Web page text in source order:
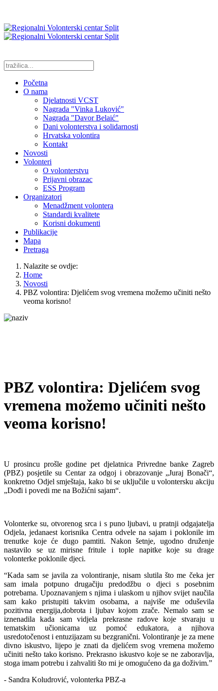
Početna
O nama
Djelatnosti VCST
Nagrada "Vinka Luković"
Nagrada "Davor Belaić"
Dani volonterstva i solidarnosti
Hrvatska volontira
Kontakt
Novosti
Volonteri
O volonterstvu
Prijavni obrazac
ESS Program
Organizatori
Menadžment volontera
Standardi kvalitete
Korisni dokumenti
Publikacije
Mapa
Pretraga
Nalazite se ovdje:
Home
Novosti
PBZ volontira: Djelićem svog vremena možemo učiniti nešto
veoma korisno!
PBZ volontira: Djelićem svog
vremena možemo učiniti nešto
veoma korisno!
U prosincu prošle godine pet djelatnica Privredne banke Zagreb
(PBZ) posjetile su Centar za odgoj i obrazovanje „Juraj Bonači“,
konkretno Odjel smještaja, kako bi se uključile u volontersku akciju
„Dođi i povedi me na Božićni sajam“.
Volonterke su, otvorenog srca i s puno ljubavi, u pratnji odgajatelja
Odjela, jedanaest korisnika Centra odvele na sajam i poklonile im
trenutke koje će dugo pamtiti. Nakon šetnje, ugodno druženje
nastavilo se uz mirisne fritule i tople napitke koje su drage
volonterke poklonile djeci.
“Kada sam se javila za volontiranje, nisam slutila što me čeka jer
sam imala potpuno drugačiju predodžbu o djeci s posebnim
potrebama. Upoznavanjem s njima i ulaskom u njihov svijet naučila
sam kako pristupiti takvim osobama, a najviše me oduševila
pozitivna energija,dobrota i ljubav kojom zrače. Nemalo sam se
iznenadila kada sam vidjela prekrasne radove koje stvaraju u
tematskim učionicama uz pomoć edukatora, a njihova
usredotočenost i entuzijazam su bezgranični. Volontiranje je za mene
divno iskustvo, lijepo je znati da djelićem svog vremena možemo
učiniti nešto tako korisno. Prekrasno iskustvo koje se ne zaboravlja,
stoga imam potrebu i zahvaliti što mi je omogućeno da ga doživim.”
- Sandra Koludrović, volonterka PBZ-a